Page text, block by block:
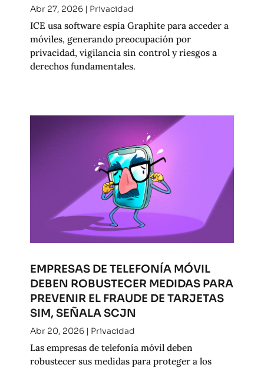
Abr 27, 2026| Privacidad
ICE usa software espía Graphite para acceder a
móviles, generando preocupación por
privacidad, vigilancia sin control y riesgos a
derechos fundamentales.
EMPRESAS DE TELEFONÍA MÓVIL
DEBEN ROBUSTECER MEDIDAS PARA
PREVENIR EL FRAUDE DE TARJETAS
SIM, SEÑALA SCJN
Abr 20, 2026| Privacidad
Las empresas de telefonía móvil deben
robustecer sus medidas para proteger a los